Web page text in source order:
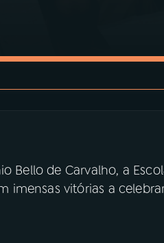
Bello de Carvalho, a
imensas vitórias a